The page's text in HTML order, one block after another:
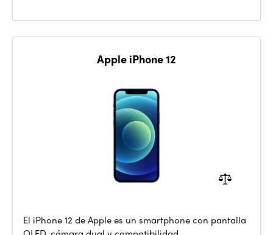
Apple iPhone 12
El iPhone 12 de Apple es un smartphone con pantalla